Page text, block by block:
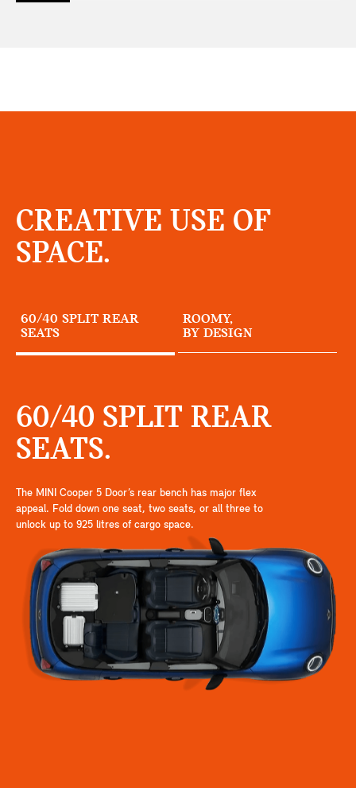
CREATIVE USE OF
SPACE.
60/40 SPLIT REAR
SEATS
ROOMY,
BY DESIGN
60/40 SPLIT REAR
SEATS.
The MINI Cooper 5 Door’s rear bench has major flex
appeal. Fold down one seat, two seats, or all three to
unlock up to 925 litres of cargo space.